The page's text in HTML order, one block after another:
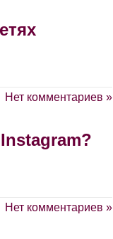
Нет комментариев »
Нет комментариев »